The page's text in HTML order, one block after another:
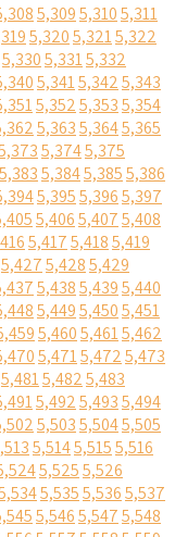
5,3095,3105,311
5,3205,3215,322
5,3305,3315,332
5,3415,3425,343
5,3525,3535,354
5,3635,3645,365
5,3745,375
5,3835,3845,3855,386
5,3955,3965,397
5,4065,4075,408
5,4175,4185,419
5,4275,4285,429
5,4385,4395,440
5,4495,4505,451
5,4605,4615,462
5,4715,4725,473
5,4815,4825,483
5,4925,4935,494
5,5035,5045,505
5,5145,5155,516
5,5255,526
5,5355,5365,537
5,5465,5475,548